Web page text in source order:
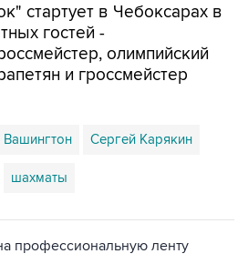
стартует в Чебоксарах в
гостей -
олимпийский
и гроссмейстер
Вашингтон Сергей Карякин
шахматы
профессиональную ленту